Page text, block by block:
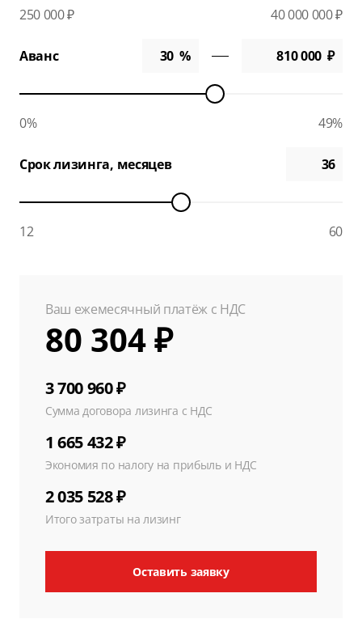
250 000 ₽ 40 000 000 ₽
Аванс
0% 49%
Срок лизинга, месяцев
12 60
Ваш ежемесячный платёж с НДС
80 304 ₽
3 700 960 ₽
Сумма договора лизинга с НДС
1 665 432 ₽
Экономия по налогу на прибыль и НДС
2 035 528 ₽
Итого затраты на лизинг
Оставить заявку